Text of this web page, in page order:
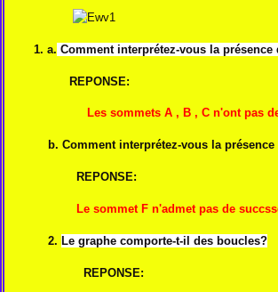
1. a. Comment interprétez-vous la
REPONSE:
Les sommets A , B , C n'ont pas
b. Comment interprétez-vous la présence
REPONSE:
Le sommet F n'admet pas de
2. Le graphe comporte-t-il des boucles?
REPONSE: